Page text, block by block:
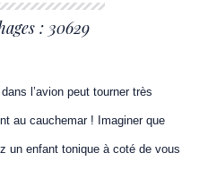
: 30629
l’avion peut tourner très
au cauchemar ! Imaginer que
un enfant tonique à coté de vous